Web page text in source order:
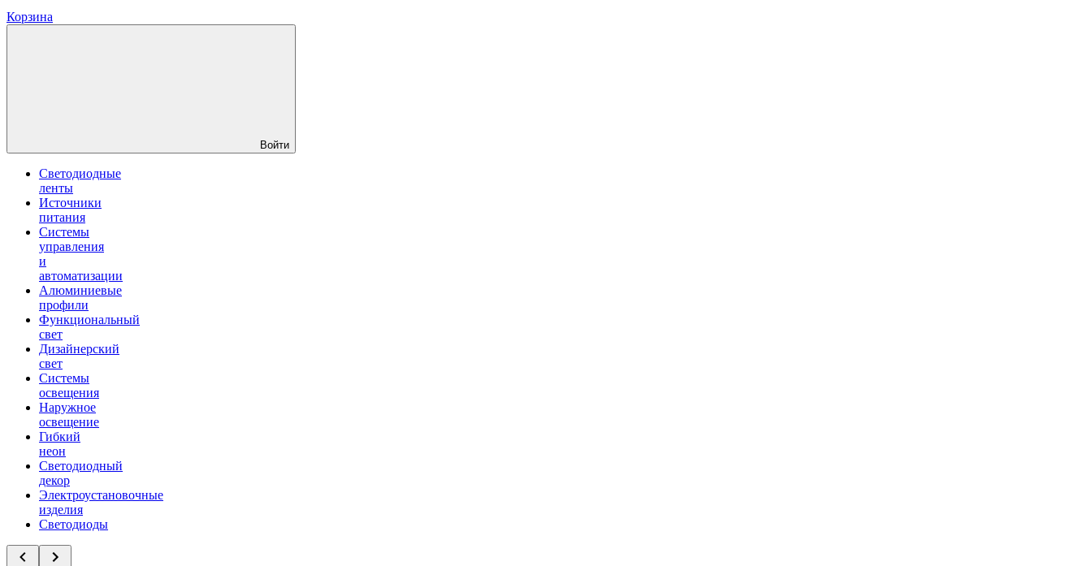
Корзина
Войти
Светодиодные
ленты
Источники
питания
Системы
управления
и
автоматизации
Алюминиевые
профили
Функциональный
свет
Дизайнерский
свет
Системы
освещения
Наружное
освещение
Гибкий
неон
Светодиодный
декор
Электроустановочные
изделия
Светодиоды